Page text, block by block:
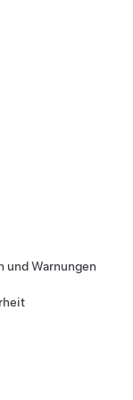
und Warnungen